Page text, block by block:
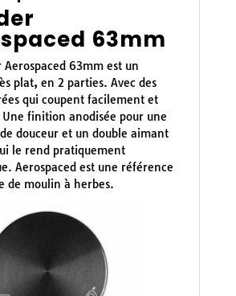
63mm
Aerospaced 63mm est un
plat, en 2 parties. Avec des
qui coupent facilement et
finition anodisée pour une
douceur et un double aimant
le rend pratiquement
Aerospaced est une référence
de moulin à herbes.